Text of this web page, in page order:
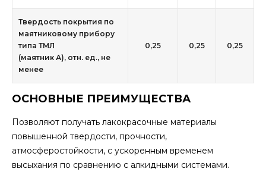
Твердость покрытия по
маятниковому прибору
типа ТМЛ
(маятник А), отн. ед., не
менее
0,25 0,25 0,25
ОСНОВНЫЕ ПРЕИМУЩЕСТВА
Позволяют получать лакокрасочные материалы
повышенной твердости, прочности,
атмосферостойкости, с ускоренным временем
высыхания по сравнению с алкидными системами.